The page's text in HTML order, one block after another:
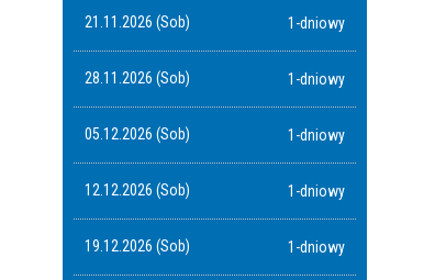
21.11.2026 (Sob) 1-dniowy
28.11.2026 (Sob) 1-dniowy
05.12.2026 (Sob) 1-dniowy
12.12.2026 (Sob) 1-dniowy
19.12.2026 (Sob) 1-dniowy